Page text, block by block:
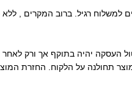
למספר : 054-655-8655 לשירות הלקוחות של החברה.
תחולנה על הלקוח. החזרת